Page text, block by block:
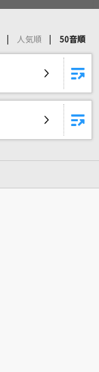
一覧
人気順 50音順